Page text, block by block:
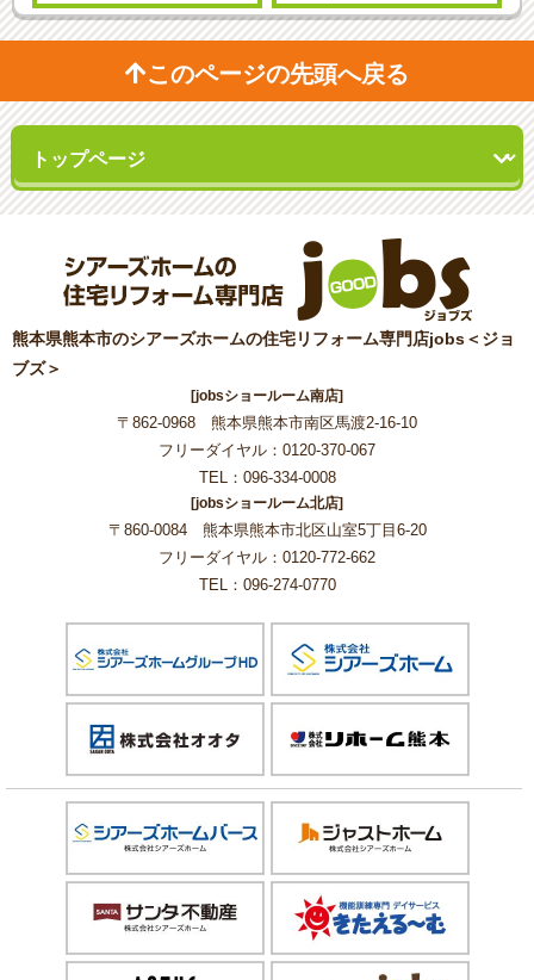
このページの先頭へ戻る
熊本県熊本市のシアーズホームの住宅リフォーム専門店jobs＜ジョ
ブズ＞
[jobsショールーム南店]
〒862-0968 熊本県熊本市南区馬渡2-16-10
フリーダイヤル：0120-370-067
TEL：096-334-0008
[jobsショールーム北店]
〒860-0084 熊本県熊本市北区山室5丁目6-20
フリーダイヤル：0120-772-662
TEL：096-274-0770